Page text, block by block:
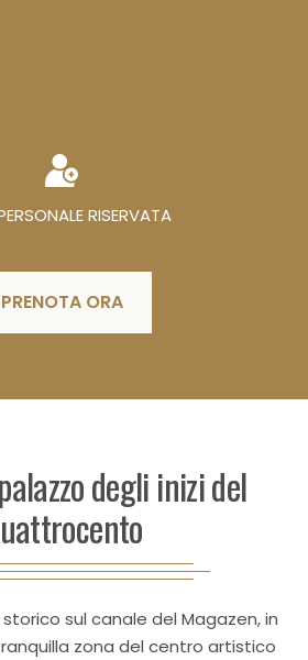
RISERVATA
PRENOTA ORA
degli inizi del
sul canale del Magazen, in
zona del centro artistico